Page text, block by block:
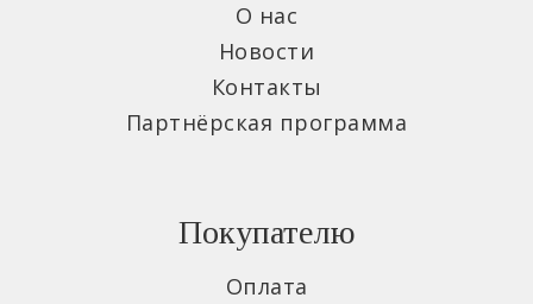
О нас
Новости
Контакты
Партнёрская программа
Покупателю
Оплата